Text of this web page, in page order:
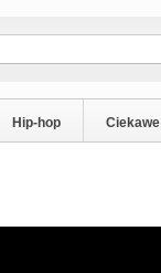
Hip-hop Ciekawe